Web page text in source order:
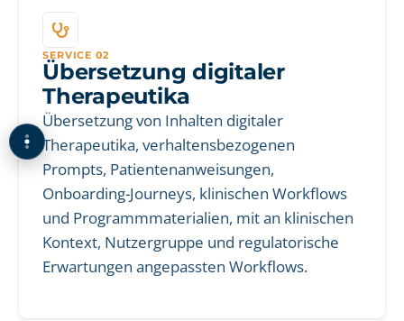
SERVICE 02
Übersetzung digitaler
Therapeutika
Übersetzung von Inhalten digitaler
Therapeutika, verhaltensbezogenen
Prompts, Patientenanweisungen,
Onboarding-Journeys, klinischen Workflows
und Programmmaterialien, mit an klinischen
Kontext, Nutzergruppe und regulatorische
Erwartungen angepassten Workflows.